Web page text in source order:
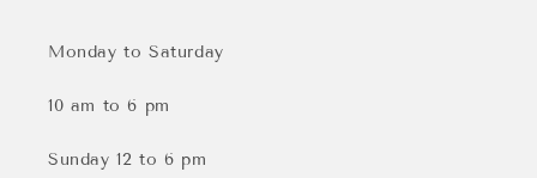
Monday to Saturday
10 am to 6 pm
Sunday 12 to 6 pm